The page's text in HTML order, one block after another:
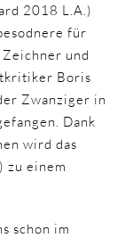
2018 L.A.)
für
und
Boris
Zwanziger in
Dank
wird das
) zu einem
schon im